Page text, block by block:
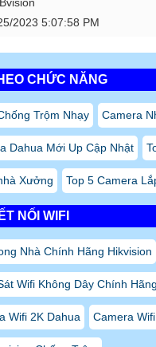
Nhà Chính Hãng Hikvision
Wifi Không Dây Chính
Wifi 2K Dahua Camera
Chống Trộm
GÓI
Dahua Chống Trộm Bộ
Lượng Lắp Camera
KX-CSW16-
PHÁT
dữ liệuKX-CSW16-PFL